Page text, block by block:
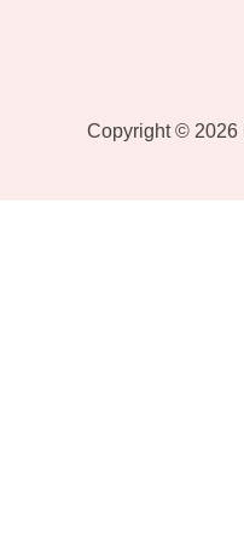
Copyright © 2026